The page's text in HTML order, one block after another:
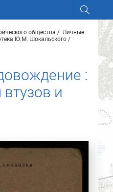
общества
Личные
Ю.М. Шокальского
:
и